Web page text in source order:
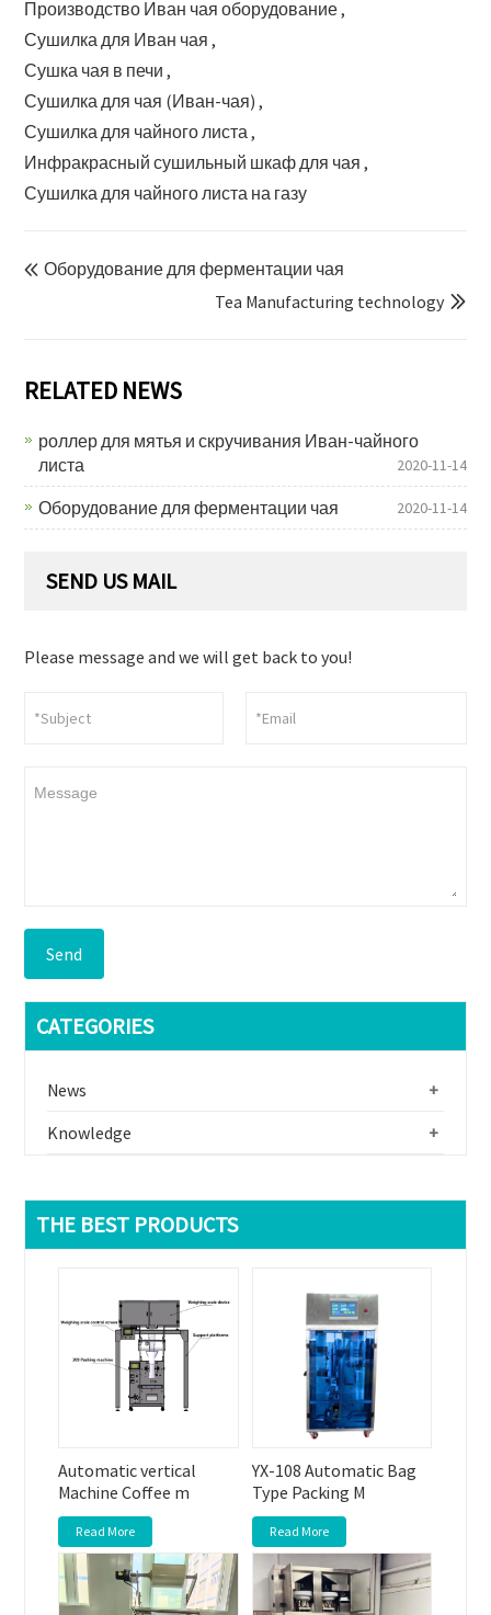
Производство Иван чая оборудование ,
Сушилка для Иван чая ,
Сушка чая в печи ,
Сушилка для чая (Иван-чая) ,
Сушилка для чайного листа ,
Инфракрасный сушильный шкаф для чая ,
Сушилка для чайного листа на газу
 Оборудование для ферментации чая

Tea Manufacturing technology
RELATED NEWS
роллер для мятья и скручивания Иван-чайного
листа
2020-11-14
Оборудование для ферментации чая 2020-11-14
SEND US MAIL
Please message and we will get back to you!
Send
CATEGORIES
+
News
+
Knowledge
THE BEST PRODUCTS
Automatic vertical
Machine Coffee m
Read More
YX-108 Automatic Bag
Type Packing M
Read More